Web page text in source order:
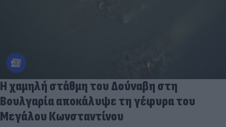
Η χαμηλή στάθμη του Δούναβη στη
Βουλγαρία αποκάλυψε τη γέφυρα του
Μεγάλου Κωνσταντίνου